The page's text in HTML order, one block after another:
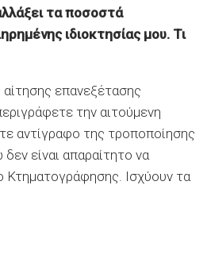
τα ποσοστά
ιδιοκτησίας μου. Τι
επανεξέτασης
την αιτούμενη
αντίγραφο της τροποποίησης
είναι απαραίτητο να
Κτηματογράφησης. Ισχύουν τα